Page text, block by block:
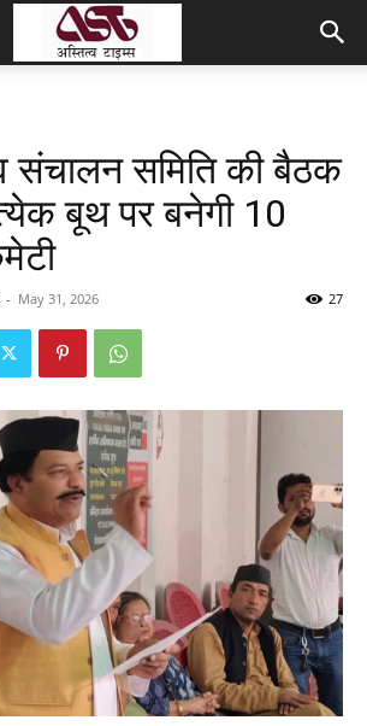
संचालन समिति की बैठक
बूथ पर बनेगी 10
- May 31, 2026 27